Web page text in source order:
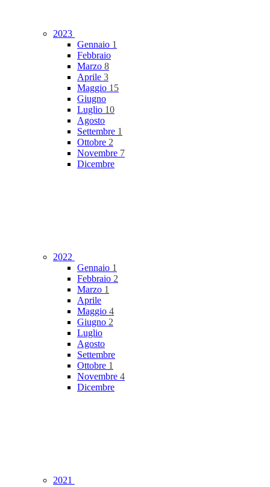
2023
Gennaio 1
Febbraio
Marzo 8
Aprile 3
Maggio 15
Giugno
Luglio 10
Agosto
Settembre 1
Ottobre 2
Novembre 7
Dicembre
2022
Gennaio 1
Febbraio 2
Marzo 1
Aprile
Maggio 4
Giugno 2
Luglio
Agosto
Settembre
Ottobre 1
Novembre 4
Dicembre
2021